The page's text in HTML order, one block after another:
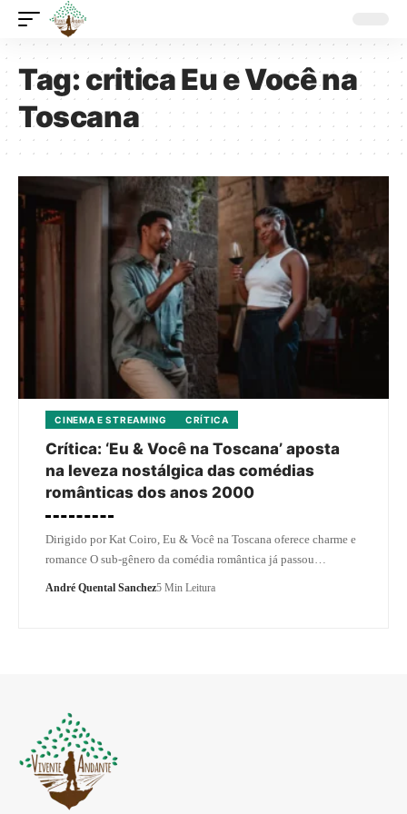
Tag:critica Eu e Você na
Toscana
CINEMA E STREAMING CRÍTICA
Crítica: ‘Eu & Você na Toscana’ aposta
na leveza nostálgica das comédias
românticas dos anos 2000
Dirigido por Kat Coiro, Eu & Você na Toscana oferece charme e
romance O sub-gênero da comédia romântica já passou…
André Quental Sanchez5 Min Leitura